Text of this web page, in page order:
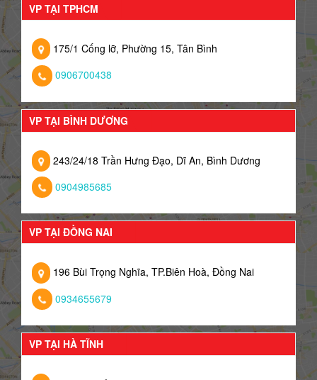
VP TẠI TPHCM
175/1 Cống lỡ, Phường 15, Tân Bình
0906700438
VP TẠI BÌNH DƯƠNG
243/24/18 Trần Hưng Đạo, Dĩ An, Bình Dương
0904985685
VP TẠI ĐỒNG NAI
196 Bùi Trọng Nghĩa, TP.Biên Hoà, Đồng Nai
0934655679
VP TẠI HÀ TĨNH